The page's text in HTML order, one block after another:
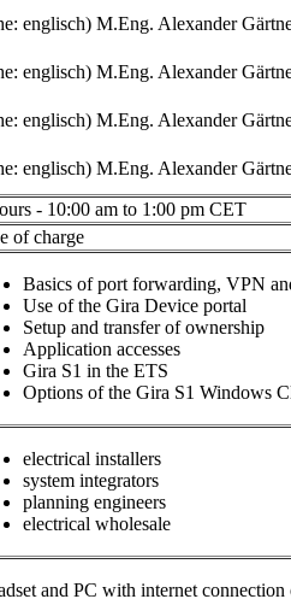
: englisch) M.Eng. Alexander
: englisch) M.Eng. Alexander
: englisch) M.Eng. Alexander
: englisch) M.Eng. Alexander
- 10:00 am to 1:00 pm CET
of charge
Basics of port forwarding, VPN
Use of the Gira Device portal
Setup and transfer of ownership
Application accesses
Gira S1 in the ETS
Options of the Gira S1 Windows
electrical installers
system integrators
planning engineers
electrical wholesale
and PC with internet